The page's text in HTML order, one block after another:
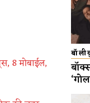
8 मोबाईल,